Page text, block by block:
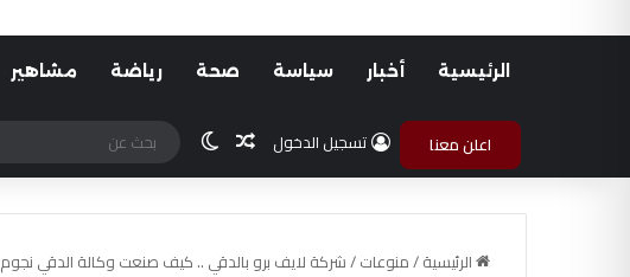
الرئيسية أخبار سياسة صحة رياضة مشاهير
اعلن معنا تسجيل الدخول مقال عشوائي
الوضع المظلم
الرئيسية/منوعات/شركة لايف برو بالدقي .. كيف صنعت وكالة الدقي نجوم TikTok وفرضت نفسها بقوة في 2026 ؟